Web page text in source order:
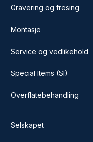
Gravering og fresing
Montasje
Service og vedlikehold
Special Items (SI)
Overflatebehandling
Selskapet